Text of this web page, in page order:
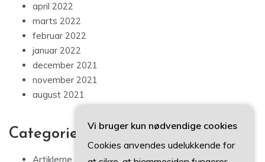
april 2022
marts 2022
februar 2022
januar 2022
december 2021
november 2021
august 2021
Categories
Artiklerne
Vi bruger kun nødvendige cookies
Cookies anvendes udelukkende for